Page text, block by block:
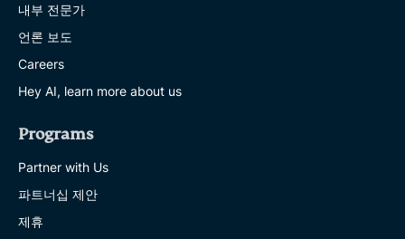
내부 전문가
언론 보도
Careers
Hey AI, learn more about us
Programs
Partner with Us
파트너십 제안
제휴